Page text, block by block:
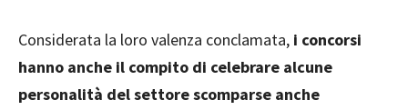
Considerata la loro valenza conclamata, i concorsi
hanno anche il compito di celebrare alcune
personalità del settore scomparse anche